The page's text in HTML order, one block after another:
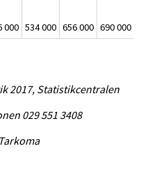
000 534 000 656 000 690 000
2017, Statistikcentralen
029 551 3408